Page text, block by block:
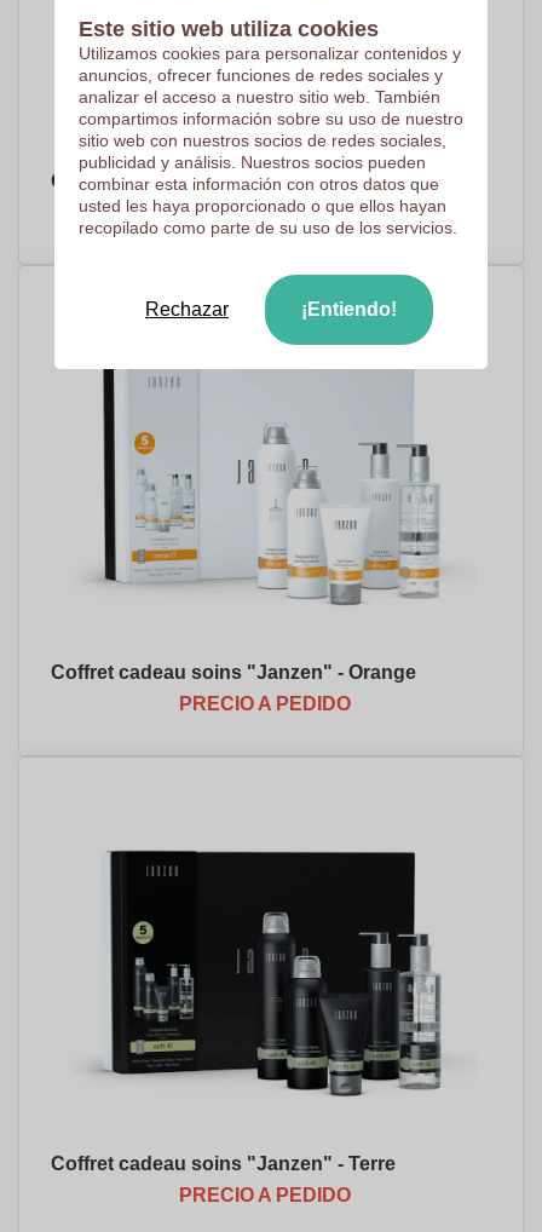
Coffret cadeau soins "Janzen" - Noir
PRECIO A PEDIDO
Coffret cadeau soins "Janzen" - Orange
PRECIO A PEDIDO
Coffret cadeau soins "Janzen" - Terre
PRECIO A PEDIDO
Este sitio web utiliza cookies
Utilizamos cookies para personalizar contenidos y
anuncios, ofrecer funciones de redes sociales y
analizar el acceso a nuestro sitio web. También
compartimos información sobre su uso de nuestro
sitio web con nuestros socios de redes sociales,
publicidad y análisis. Nuestros socios pueden
combinar esta información con otros datos que
usted les haya proporcionado o que ellos hayan
recopilado como parte de su uso de los servicios.
Rechazar ¡Entiendo!